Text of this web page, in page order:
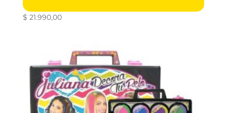
$ 21.990,00